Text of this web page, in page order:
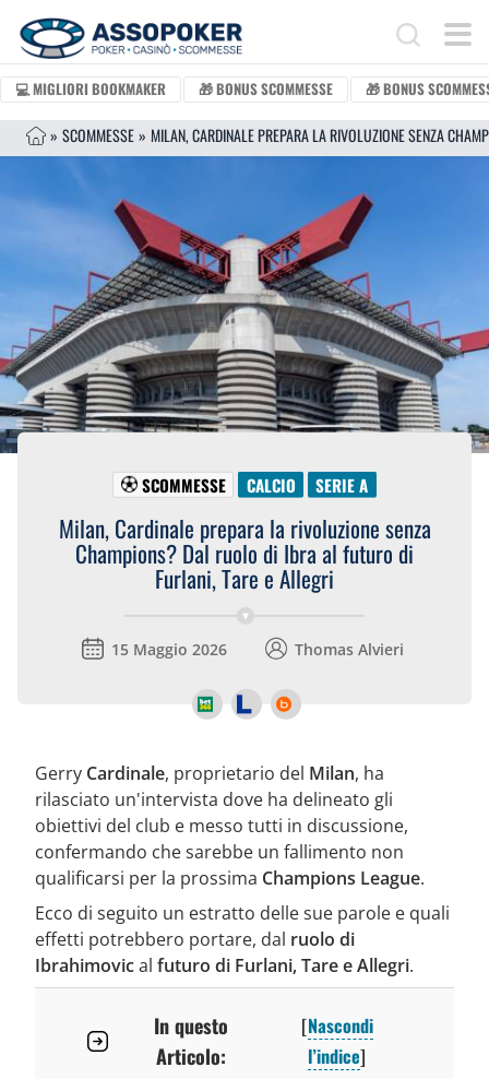
Vai al contenuto
Search for:
💻 MIGLIORI BOOKMAKER 🎁 BONUS SCOMMESSE 🎁 BONUS
» SCOMMESSE»
SCOMMESSE CALCIO SERIE A
Milan, Cardinale prepara la rivoluzione senza
Champions? Dal ruolo di Ibra al futuro di
Furlani, Tare e Allegri
15 Maggio 2026 Thomas Alvieri
Gerry Cardinale, proprietario del Milan, ha
rilasciato un'intervista dove ha delineato gli
obiettivi del club e messo tutti in discussione,
confermando che sarebbe un fallimento non
qualificarsi per la prossima Champions League.
Ecco di seguito un estratto delle sue parole e quali
effetti potrebbero portare, dal ruolo di
Ibrahimovical futuro di Furlani, Tare e Allegri.
In questo
Articolo:
[Nascondi
l’indice]